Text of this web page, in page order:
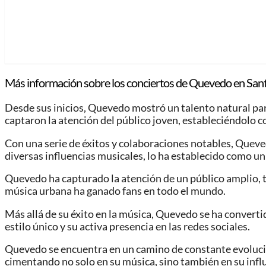
Más información sobre los conciertos de Quevedo en
Desde sus inicios, Quevedo mostró un talento natural
captaron la atención del público joven, estableciéndolo
Con una serie de éxitos y colaboraciones notables,
diversas influencias musicales, lo ha establecido como
Quevedo ha capturado la atención de un público
música urbana ha ganado fans en todo el mundo.
Más allá de su éxito en la música, Quevedo se ha
estilo único y su activa presencia en las redes sociales.
Quevedo se encuentra en un camino de constante
cimentando no solo en su música, sino también en su